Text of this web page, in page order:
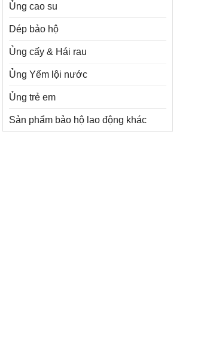
Ủng cao su
Dép bảo hộ
Ủng cấy & Hái rau
Ủng Yếm lội nước
Ủng trẻ em
Sản phẩm bảo hộ lao động khác